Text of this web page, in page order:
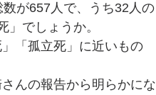
が657人で、うち32人の
でしょうか。
「孤立死」に近いもの
んの報告から明らかにな